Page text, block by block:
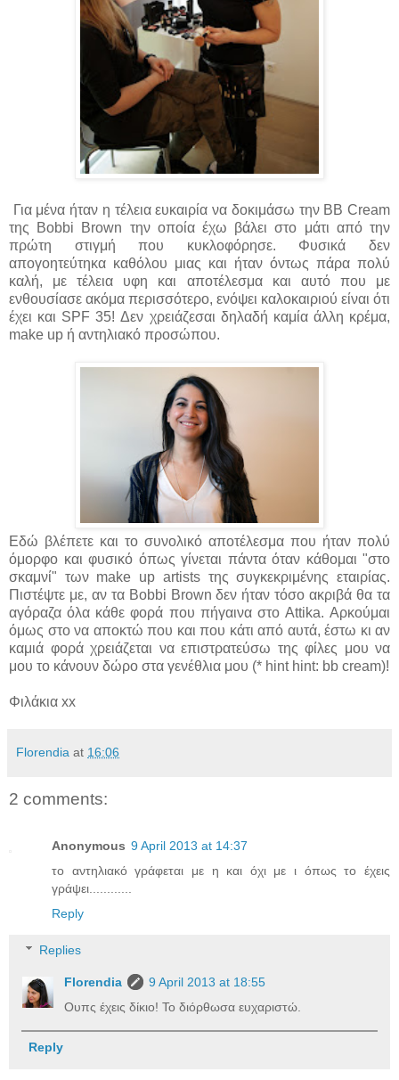
Για μένα ήταν η τέλεια ευκαιρία να δοκιμάσω την BB Cream
της Bobbi Brown την οποία έχω βάλει στο μάτι από την
πρώτη στιγμή που κυκλοφόρησε. Φυσικά δεν
απογοητεύτηκα καθόλου μιας και ήταν όντως πάρα πολύ
καλή, με τέλεια υφη και αποτέλεσμα και αυτό που με
ενθουσίασε ακόμα περισσότερο, ενόψει καλοκαιριού είναι ότι
έχει και SPF 35! Δεν χρειάζεσαι δηλαδή καμία άλλη κρέμα,
make up ή αντηλιακό προσώπου.
Εδώ βλέπετε και το συνολικό αποτέλεσμα που ήταν πολύ
όμορφο και φυσικό όπως γίνεται πάντα όταν κάθομαι "στο
σκαμνί" των make up artists της συγκεκριμένης εταιρίας.
Πιστέψτε με, αν τα Bobbi Brown δεν ήταν τόσο ακριβά θα τα
αγόραζα όλα κάθε φορά που πήγαινα στο Attika. Αρκούμαι
όμως στο να αποκτώ που και που κάτι από αυτά, έστω κι αν
καμιά φορά χρειάζεται να επιστρατεύσω της φίλες μου να
μου το κάνουν δώρο στα γενέθλια μου (* hint hint: bb cream)!
Φιλάκια xx
Florendia at 16:06
2 comments:
Anonymous 9 April 2013 at 14:37
το αντηλιακό γράφεται με η και όχι με ι όπως το έχεις
γράψει............
Reply
Replies
Florendia
9 April 2013 at 18:55
Ουπς έχεις δίκιο! Το διόρθωσα ευχαριστώ.
Reply